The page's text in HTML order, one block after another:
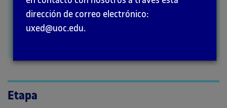
Etapa
dirección de correo electrónico:
uxed@uoc.edu.